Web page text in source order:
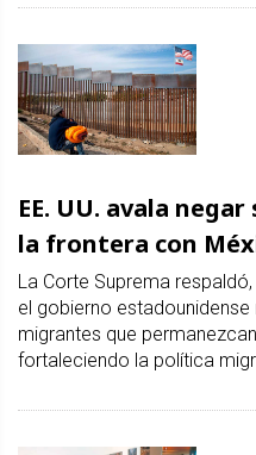
EE. UU. avala
la frontera con
La Corte Suprema
el gobierno
migrantes que
fortaleciendo la política